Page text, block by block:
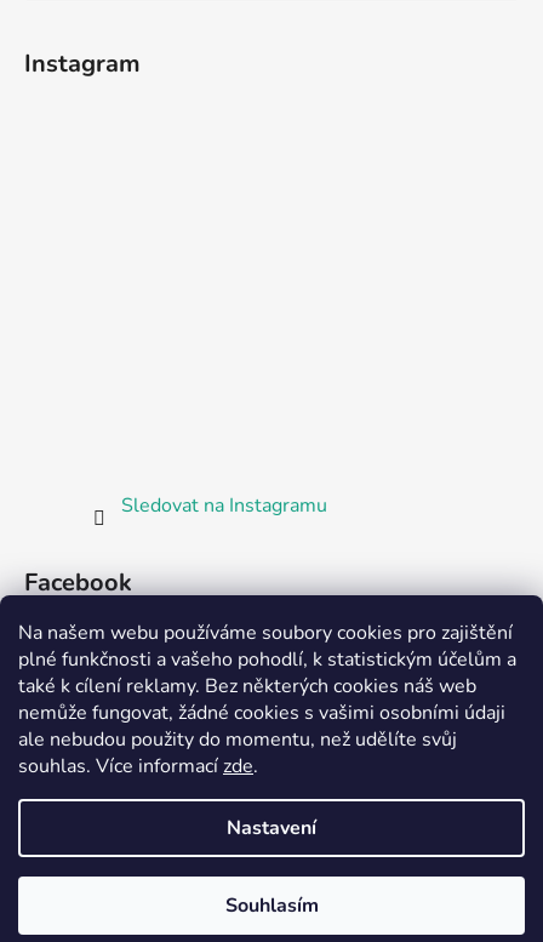
Na našem webu používáme soubory cookies pro zajištění
plné funkčnosti a vašeho pohodlí, k statistickým účelům a
také k cílení reklamy. Bez některých cookies náš web
nemůže fungovat, žádné cookies s vašimi osobními údaji
ale nebudou použity do momentu, než udělíte svůj
souhlas. Více informacízde.
Nastavení
Souhlasím
Instagram
Sledovat na Instagramu
Facebook
Partnerská prodejna Barefoot Plzeň
Vytvořil Shoptet
Bosorka Plzeň